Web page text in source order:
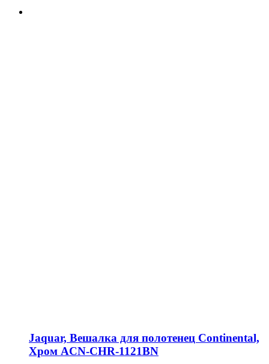
Jaquar, Вешалка для полотенец Continental,
Хром ACN-CHR-1121BN